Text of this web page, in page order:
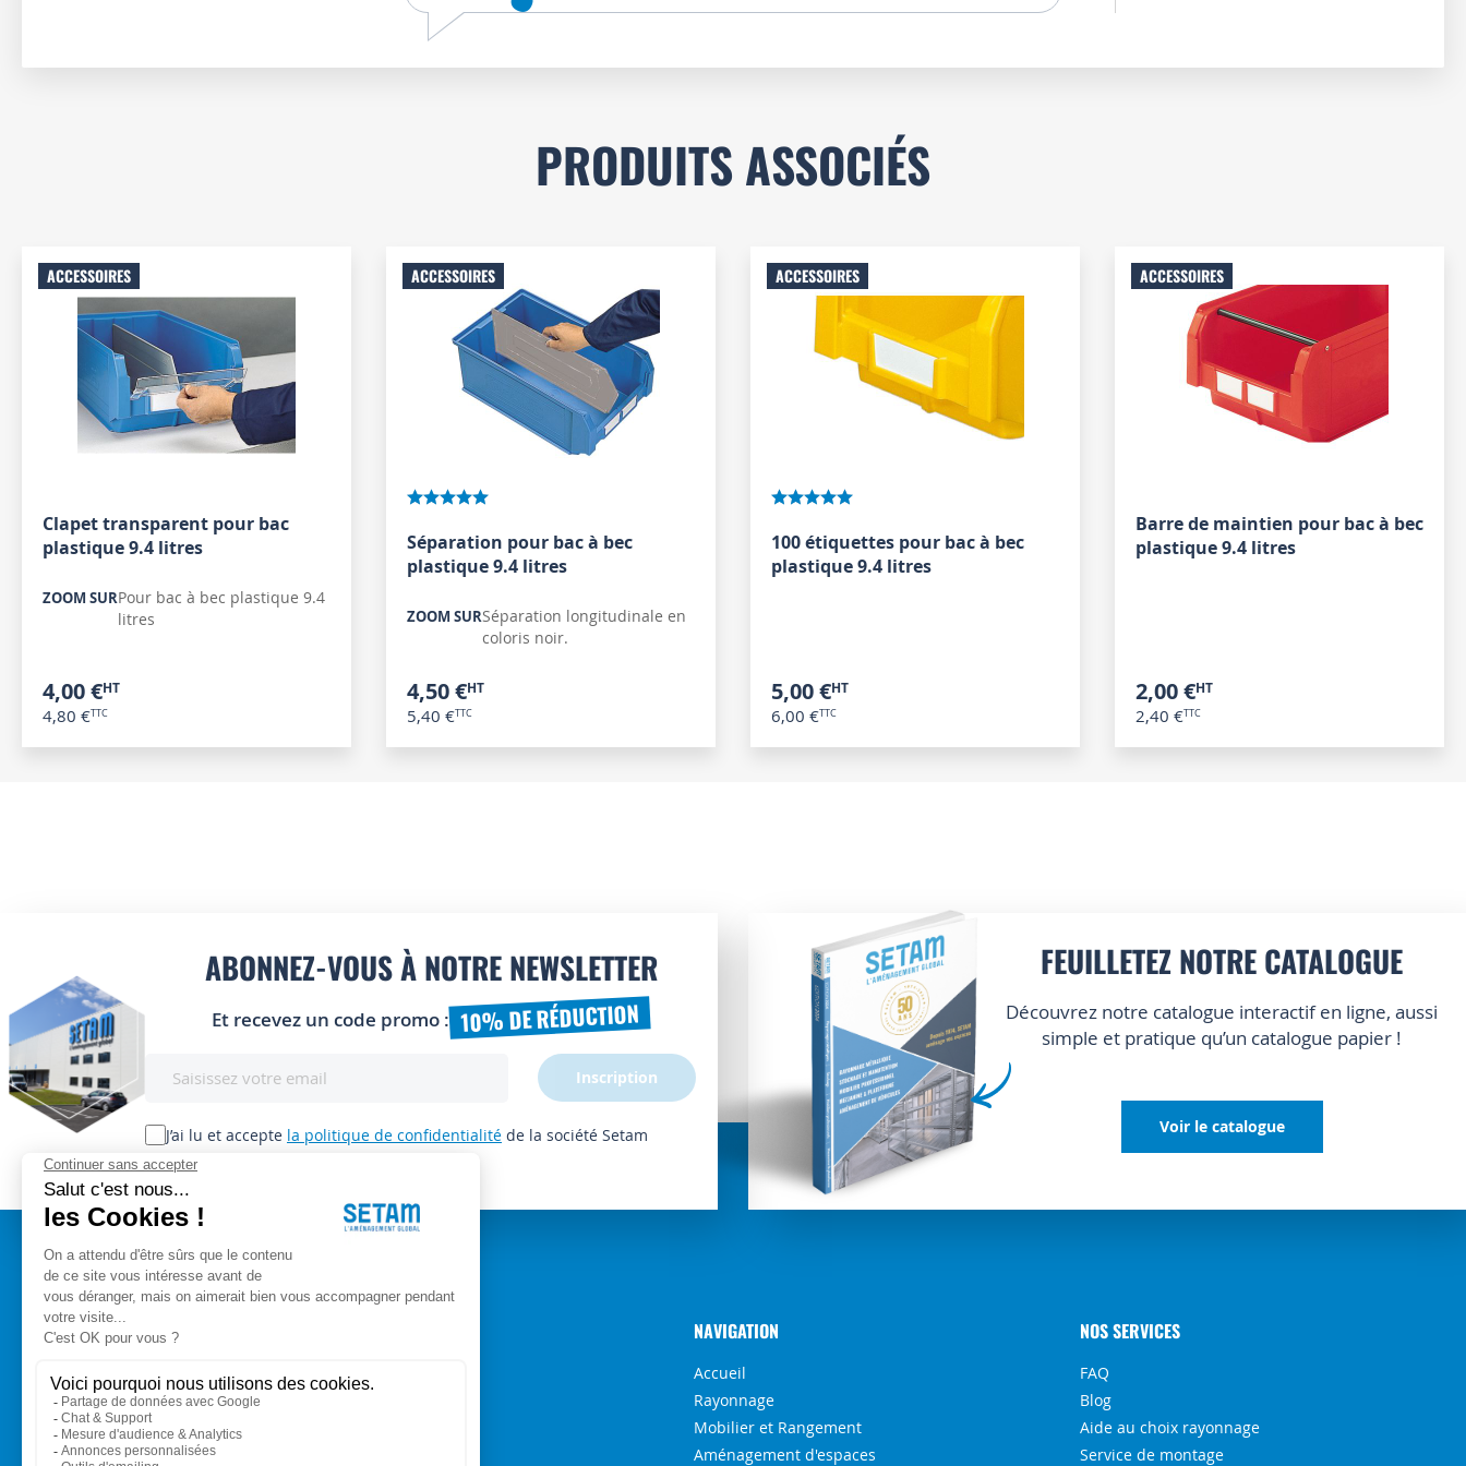
PRODUITS ASSOCIÉS
ACCESSOIRES
Clapet transparent pour bac
plastique 9.4 litres
ZOOM SURPour bac à bec plastique 9.4
litres
4,00 €
4,80 €
ACCESSOIRES
Séparation pour bac à bec
plastique 9.4 litres
ZOOM SURSéparation longitudinale en
coloris noir.
4,50 €
5,40 €
ACCESSOIRES
100 étiquettes pour bac à bec
plastique 9.4 litres
5,00 €
6,00 €
ACCESSOIRES
Barre de maintien pour bac à bec
plastique 9.4 litres
2,00 €
2,40 €
ABONNEZ-VOUS À NOTRE NEWSLETTER
Et recevez un code promo : 10% DE RÉDUCTION
lettre
d’information
:
J’ai lu et accepte la politique de confidentialité de la société Setam
Inscription
FEUILLETEZ NOTRE CATALOGUE
Découvrez notre catalogue interactif en ligne, aussi
simple et pratique qu’un catalogue papier !
Voir le catalogue
Setam Siège Social
153, rue de L'Arve
74950 SCIONZIER
Nos experts vous conseillent
Qui sommes-nous ?
NAVIGATION
Accueil
Rayonnage
Mobilier et Rangement
Aménagement d'espaces
NOS SERVICES
FAQ
Blog
Aide au choix rayonnage
Service de montage